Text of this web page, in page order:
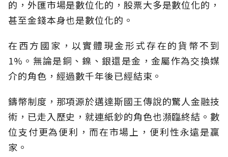
的，外匯市場是數位化的，股票大多是數位化的，
甚至金錢本身也是數位化的。
在西方國家，以實體現金形式存在的貨幣不到
1%。無論是銅、鎳、銀還是金，金屬作為交換媒
介的角色，經過數千年後已經結束。
鑄幣制度，那項源於邁達斯國王傳說的驚人金融技
術，已走入歷史，就連紙鈔的角色也瀕臨終結。數
位支付更為便利，而在市場上，便利性永遠是贏
家。